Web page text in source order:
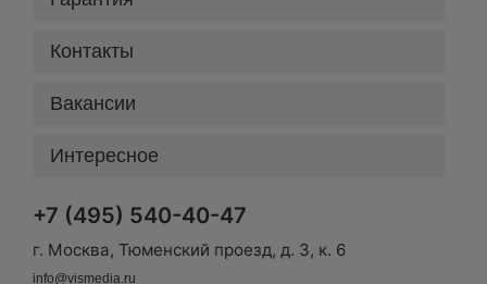
Контакты
Вакансии
Интересное
+7 (495) 540-40-47
г. Москва, Тюменский проезд, д. 3, к. 6
info@vismedia.ru